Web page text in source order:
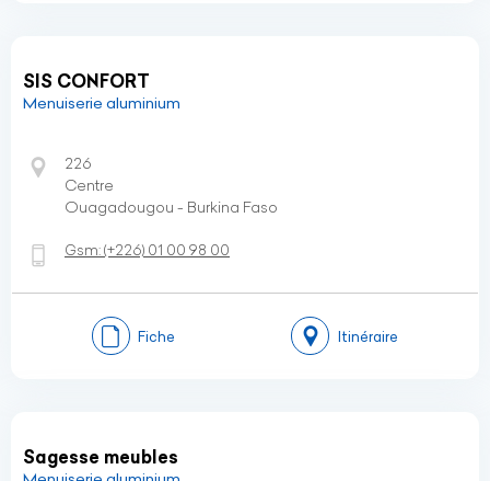
SIS CONFORT
Menuiserie aluminium
226
Centre
Ouagadougou - Burkina Faso
Gsm:(+226) 01 00 98 00
Fiche Itinéraire
Sagesse meubles